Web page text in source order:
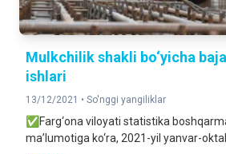
Mulkchilik shakli bo‘yicha
ishlari
13/12/2021 • So'nggi yangiliklar
✅Farg‘ona viloyati statistika
ma’lumotiga ko‘ra, 2021-yil yanvar-